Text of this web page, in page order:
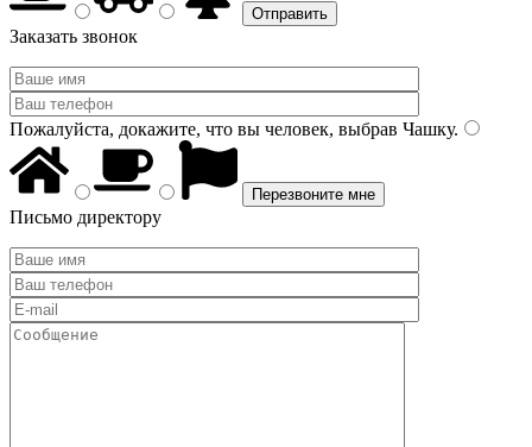
Заказать звонок
Пожалуйста, докажите, что вы человек, выбрав Чашку.
Письмо директору